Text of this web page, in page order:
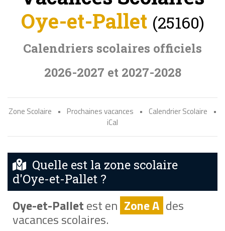
Oye-et-Pallet (25160)
Calendriers scolaires officiels
2026-2027 et 2027-2028
Zone Scolaire • Prochaines vacances • Calendrier Scolaire
•
iCal
Quelle est la zone scolaire
d'Oye-et-Pallet ?
Oye-et-Palletest en Zone A des
vacances scolaires.